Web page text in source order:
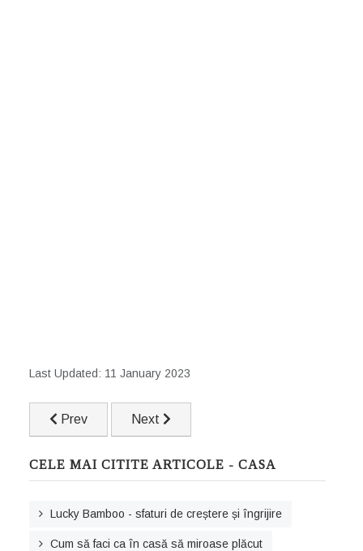
Last Updated: 11 January 2023
Previous article: Cât de des se spală textilele din casă
Prev Next article: 4 lucruri pe care le fac
Next
CELE MAI CITITE ARTICOLE - CASA
Lucky Bamboo - sfaturi de creștere și îngrijire
Cum să faci ca în casă să miroase plăcut